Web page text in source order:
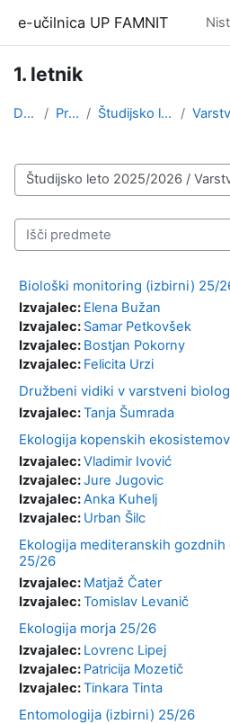
e-učilnica UP FAMNIT
1. letnik
Domov Predmeti Študijsko leto 2025/2026
Kategorije predmetov
Išči predmete
Biološki monitoring (izbirni) 25/
Izvajalec: Elena Bužan
Izvajalec: Samar Petkovšek
Izvajalec: Bostjan Pokorny
Izvajalec: Felicita Urzi
Družbeni vidiki v varstveni
Izvajalec:Tanja Šumrada
Ekologija kopenskih
Izvajalec:Vladimir Ivović
Izvajalec:Jure Jugovic
Izvajalec:Anka Kuhelj
Izvajalec: Urban Šilc
Ekologija mediteranskih
25/26
Izvajalec: Matjaž Čater
Izvajalec:Tomislav Levanič
Ekologija morja 25/26
Izvajalec: Lovrenc Lipej
Izvajalec: Patricija Mozetič
Izvajalec:Tinkara Tinta
Entomologija (izbirni) 25/26